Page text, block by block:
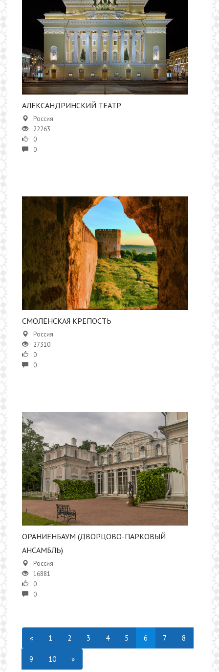
АЛЕКСАНДРИНСКИЙ ТЕАТР
Россия
22263
0
0
СМОЛЕНСКАЯ КРЕПОСТЬ
Россия
27310
0
0
ОРАНИЕНБАУМ (ДВОРЦОВО-ПАРКОВЫЙ
АНСАМБЛЬ)
Россия
16881
0
0
« 1 2 3 4 5 6 7 8
9 10 »